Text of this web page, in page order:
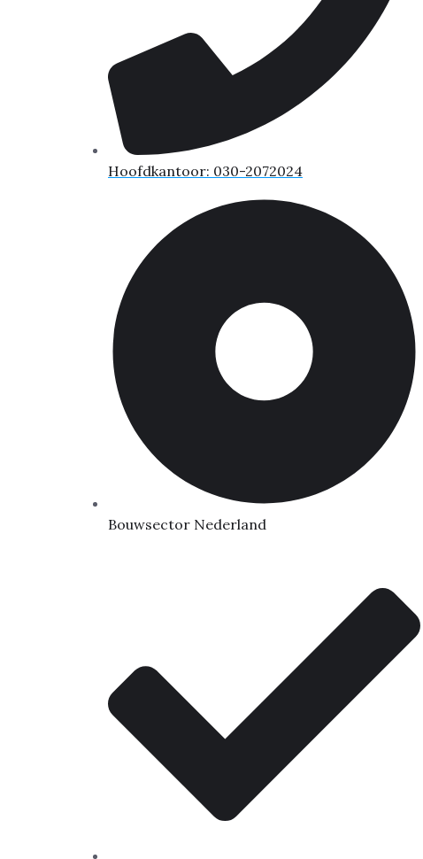
Hoofdkantoor: 030-2072024
Bouwsector Nederland